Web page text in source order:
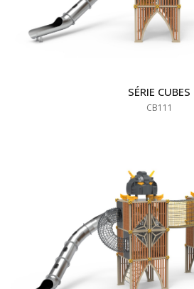
SÉRIE CUBES
CB111